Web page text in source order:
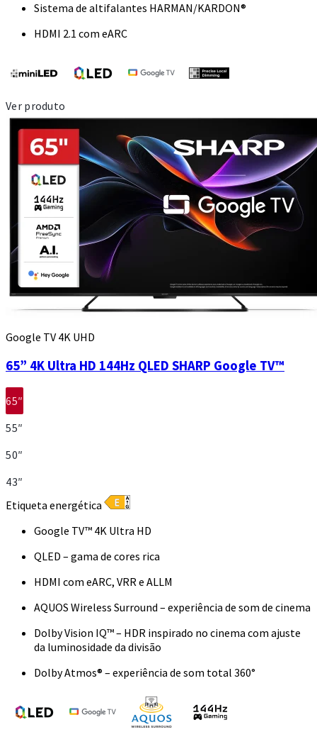
Sistema de altifalantes HARMAN/KARDON®
HDMI 2.1 com eARC
Ver produto
Google TV 4K UHD
65” 4K Ultra HD 144Hz QLED SHARP Google TV™
65″
55″
50″
43″
Etiqueta energética
Google TV™ 4K Ultra HD
QLED – gama de cores rica
HDMI com eARC, VRR e ALLM
AQUOS Wireless Surround – experiência de som de cinema
Dolby Vision IQ™ – HDR inspirado no cinema com ajuste
da luminosidade da divisão
Dolby Atmos® – experiência de som total 360°